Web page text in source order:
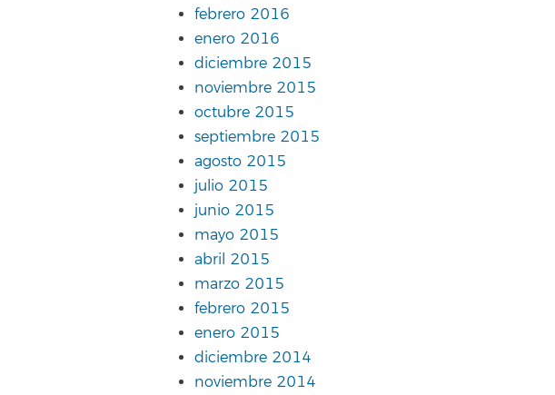
febrero 2016
enero 2016
diciembre 2015
noviembre 2015
octubre 2015
septiembre 2015
agosto 2015
julio 2015
junio 2015
mayo 2015
abril 2015
marzo 2015
febrero 2015
enero 2015
diciembre 2014
noviembre 2014